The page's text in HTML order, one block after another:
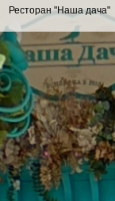
Ресторан "Наша дача"